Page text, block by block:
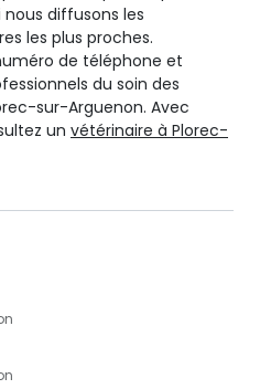
diffusons les
les plus proches.
de téléphone et
du soin des
sur-Arguenon. Avec
un vétérinaire à Plorec-